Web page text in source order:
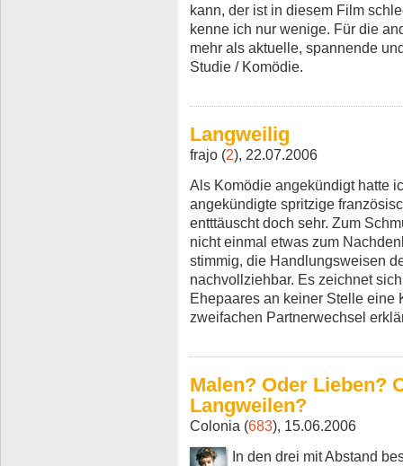
kann, der ist in diesem Film
kenne ich nur wenige. Für die
mehr als aktuelle, spannende
Studie / Komödie.
Langweilig
frajo (2), 22.07.2006
Als Komödie angekündigt hatte
angekündigte spritzige
entttäuscht doch sehr. Zum
nicht einmal etwas zum
stimmig, die Handlungsweisen
nachvollziehbar. Es zeichnet
Ehepaares an keiner Stelle eine
zweifachen Partnerwechsel
Malen? Oder Lieben?
Langweilen?
Colonia (683), 15.06.2006
In den drei mit Abstand